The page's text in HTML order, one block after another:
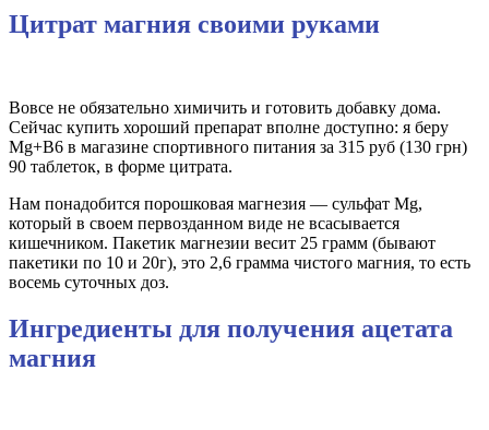
Цитрат магния своими руками
Вовсе не обязательно химичить и готовить добавку дома.
Сейчас купить хороший препарат вполне доступно: я беру
Mg+B6 в магазине спортивного питания за 315 руб (130 грн)
90 таблеток, в форме цитрата.
Нам понадобится порошковая магнезия — сульфат Mg,
который в своем первозданном виде не всасывается
кишечником. Пакетик магнезии весит 25 грамм (бывают
пакетики по 10 и 20г), это 2,6 грамма чистого магния, то есть
восемь суточных доз.
Ингредиенты для получения ацетата
магния